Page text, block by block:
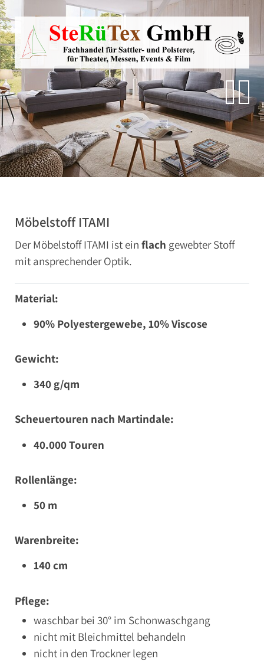
Direkt zur Hauptnavigation springen
Direkt zum Inhalt springen
Zur Unternavigation springen
Möbelstoff ITAMI
Der Möbelstoff ITAMI ist ein flach gewebter Stoff
mit ansprechender Optik.
Material:
90% Polyestergewebe, 10% Viscose
Gewicht:
340 g/qm
Scheuertouren nach Martindale:
40.000 Touren
Rollenlänge:
50 m
Warenbreite:
140 cm
Pflege:
waschbar bei 30° im Schonwaschgang
nicht mit Bleichmittel behandeln
nicht in den Trockner legen
SteRüTex
Planen- & Persenningstoffe
Reißverschlüsse
Artikel um die Persenning
Polstermaterialien
Autohimmelstoffe